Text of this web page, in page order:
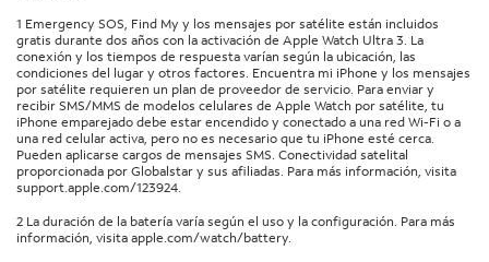
1 Emergency SOS, Find My y los mensajes por satélite están incluidos
gratis durante dos años con la activación de Apple Watch Ultra 3. La
conexión y los tiempos de respuesta varían según la ubicación, las
condiciones del lugar y otros factores. Encuentra mi iPhone y los mensajes
por satélite requieren un plan de proveedor de servicio. Para enviar y
recibir SMS/MMS de modelos celulares de Apple Watch por satélite, tu
iPhone emparejado debe estar encendido y conectado a una red Wi-Fi o a
una red celular activa, pero no es necesario que tu iPhone esté cerca.
Pueden aplicarse cargos de mensajes SMS. Conectividad satelital
proporcionada por Globalstar y sus afiliadas. Para más información, visita
support.apple.com/123924.
2 La duración de la batería varía según el uso y la configuración. Para más
información, visita apple.com/watch/battery.